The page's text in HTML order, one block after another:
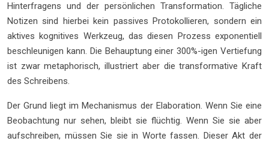
Hinterfragens und der persönlichen Transformation. Tägliche
Notizen sind hierbei kein passives Protokollieren, sondern ein
aktives kognitives Werkzeug, das diesen Prozess exponentiell
beschleunigen kann. Die Behauptung einer 300%-igen Vertiefung
ist zwar metaphorisch, illustriert aber die transformative Kraft
des Schreibens.
Der Grund liegt im Mechanismus der Elaboration. Wenn Sie eine
Beobachtung nur sehen, bleibt sie flüchtig. Wenn Sie sie aber
aufschreiben, müssen Sie sie in Worte fassen. Dieser Akt der